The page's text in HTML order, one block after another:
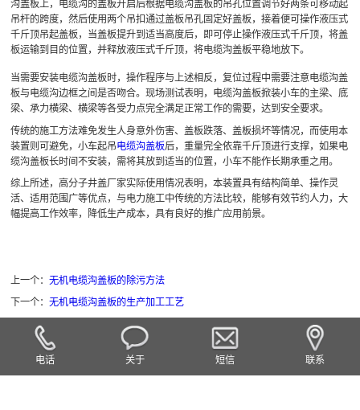
沟盖板上，电缆沟的盖板开启后根据电缆沟盖板的吊孔位置调节好两条可移动起
吊杆的跨度，然后使用两个吊扣通过盖板吊孔固定好盖板，接着便可操作液压式
千斤顶吊起盖板，当盖板提升到适当高度后，即可停止操作液压式千斤顶，将盖
板运输到目的位置，并释放液压式千斤顶，将电缆沟盖板平稳地放下。
当需要安装电缆沟盖板时，操作程序与上述相反，复位过程中需要注意电缆沟盖
板与电缆沟边框之间是否吻合。现场测试表明，电缆沟盖板掀装小车的主梁、底
梁、承力横梁、横梁等各受力点完全满足正常工作的需要，达到安全要求。
传统的施工方法难免发生人身意外伤害、盖板跌落、盖板损坏等情况，而使用本
装置则可避免，小车起吊电缆沟盖板后，重量完全依靠千斤顶进行支撑，如果电
缆沟盖板长时间不安装，需将其放到适当的位置，小车不能作长期承重之用。
综上所述，高分子井盖厂家实际使用情况表明，本装置具有结构简单、操作灵
活、适用范围广等优点，与电力施工中传统的方法比较，能够有效节约人力，大
幅提高工作效率，降低生产成本，具有良好的推广应用前景。
上一个：无机电缆沟盖板的除污方法
下一个：无机电缆沟盖板的生产加工工艺
电话 关于 短信 联系